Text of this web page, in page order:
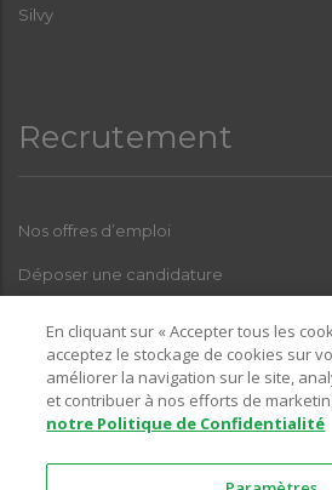
Silvy
Recrutement
Nos offres d’emploi
Déposer une candidature
Pour toutes questions relatives à l’une de
suivante :
En cliquant sur « Accepter tous les
acceptez le stockage de cookies sur
améliorer la navigation sur le site,
et contribuer à nos efforts de
notre Politique de Confidentialité